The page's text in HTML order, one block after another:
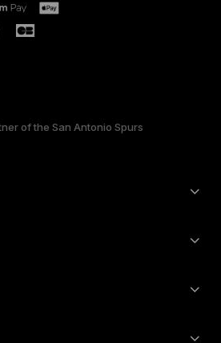
of the San Antonio Spurs